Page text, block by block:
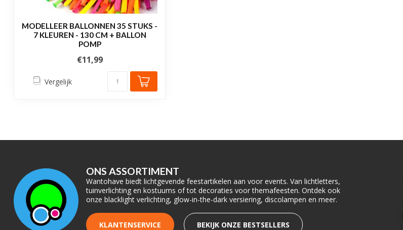
MODELLEER BALLONNEN 35 STUKS -
7 KLEUREN - 130 CM + BALLON
POMP
€11,99
Vergelijk
ONS ASSORTIMENT
Wantohave biedt lichtgevende feestartikelen aan voor events. Van lichtletters,
tuinverlichting en kostuums of tot decoraties voor themafeesten. Ontdek ook
onze blacklight verlichting, glow-in-the-dark versiering, discolampen en meer.
KLANTENSERVICE BEKIJK ONZE BESTSELLERS